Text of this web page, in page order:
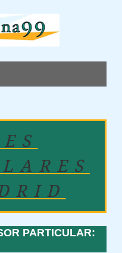
PARTICULAR: